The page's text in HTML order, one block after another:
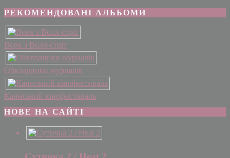
РЕКОМЕНДОВАНІ АЛЬБОМИ
Вовк з Волл-стріт
Обкладинки журналів
Каннський кінофестиваль
НОВЕ НА САЙТІ